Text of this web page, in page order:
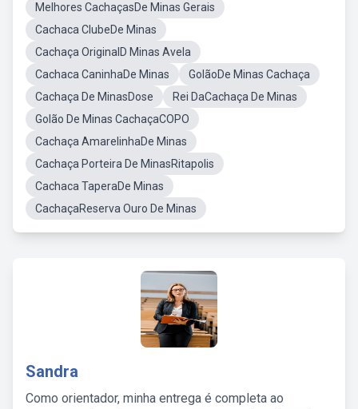
Melhores CachaçasDe Minas Gerais
Cachaca ClubeDe Minas
Cachaça OriginalD Minas Avela
Cachaca CaninhaDe Minas
GolãoDe Minas Cachaça
Cachaça De MinasDose
Rei DaCachaça De Minas
Golão De Minas CachaçaCOPO
Cachaça AmarelinhaDe Minas
Cachaça Porteira De MinasRitapolis
Cachaca TaperaDe Minas
CachaçaReserva Ouro De Minas
Sandra
Como orientador, minha entrega é completa ao